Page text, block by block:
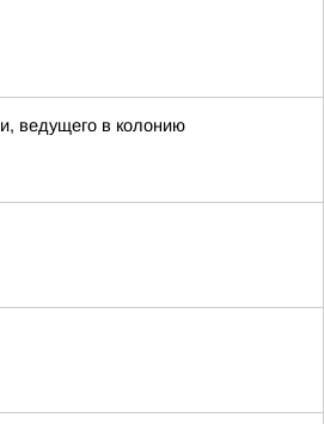
ведущего в колонию